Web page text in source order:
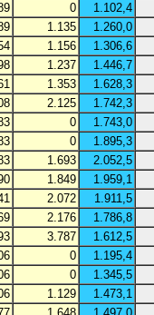
0
1.102,4
1.135
1.260,0
1.156
1.306,6
1.237
1.446,7
1.353
1.628,3
2.125
1.742,3
0
1.743,0
0
1.895,3
1.693
2.052,5
1.849
1.959,1
2.072
1.911,5
2.176
1.786,8
3.787
1.612,5
0
1.195,4
0
1.345,5
1.129
1.473,1